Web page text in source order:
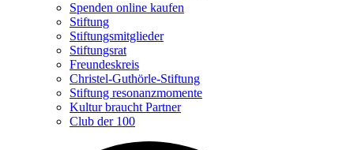
Spenden online kaufen
Stiftung
Stiftungsmitglieder
Stiftungsrat
Freundeskreis
Christel-Guthörle-Stiftung
Stiftung resonanzmomente
Kultur braucht Partner
Club der 100